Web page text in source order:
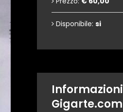
Disponibile: si
Informazioni
Gigarte.com